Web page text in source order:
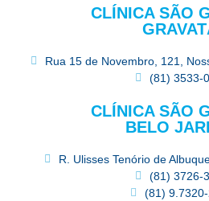
CLÍNICA SÃO
Rua 15 de Novembro, 121,
(81) 3533-
CLÍNICA SÃO
BELO
R. Ulisses Tenório de
(81) 3726-
(81)